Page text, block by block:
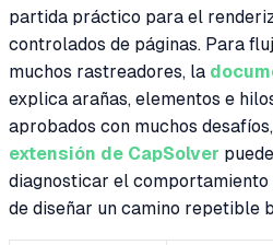
partida práctico para el
controlados de páginas. Para
muchos rastreadores, la
explica arañas, elementos e
aprobados con muchos
extensión de CapSolver
diagnosticar el comportamiento
de diseñar un camino repetible